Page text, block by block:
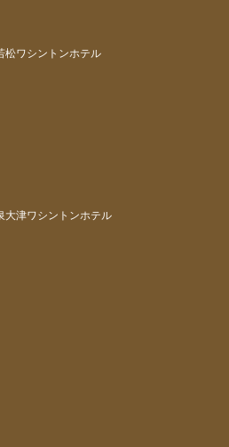
松ワシントンホテル
大津ワシントンホテル